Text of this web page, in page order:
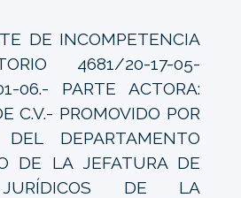
DE INCOMPETENCIA
4681/20-17-05-
06.- PARTE ACTORA:
C.V.- PROMOVIDO POR
DEPARTAMENTO
DE LA JEFATURA DE
JURÍDICOS DE LA